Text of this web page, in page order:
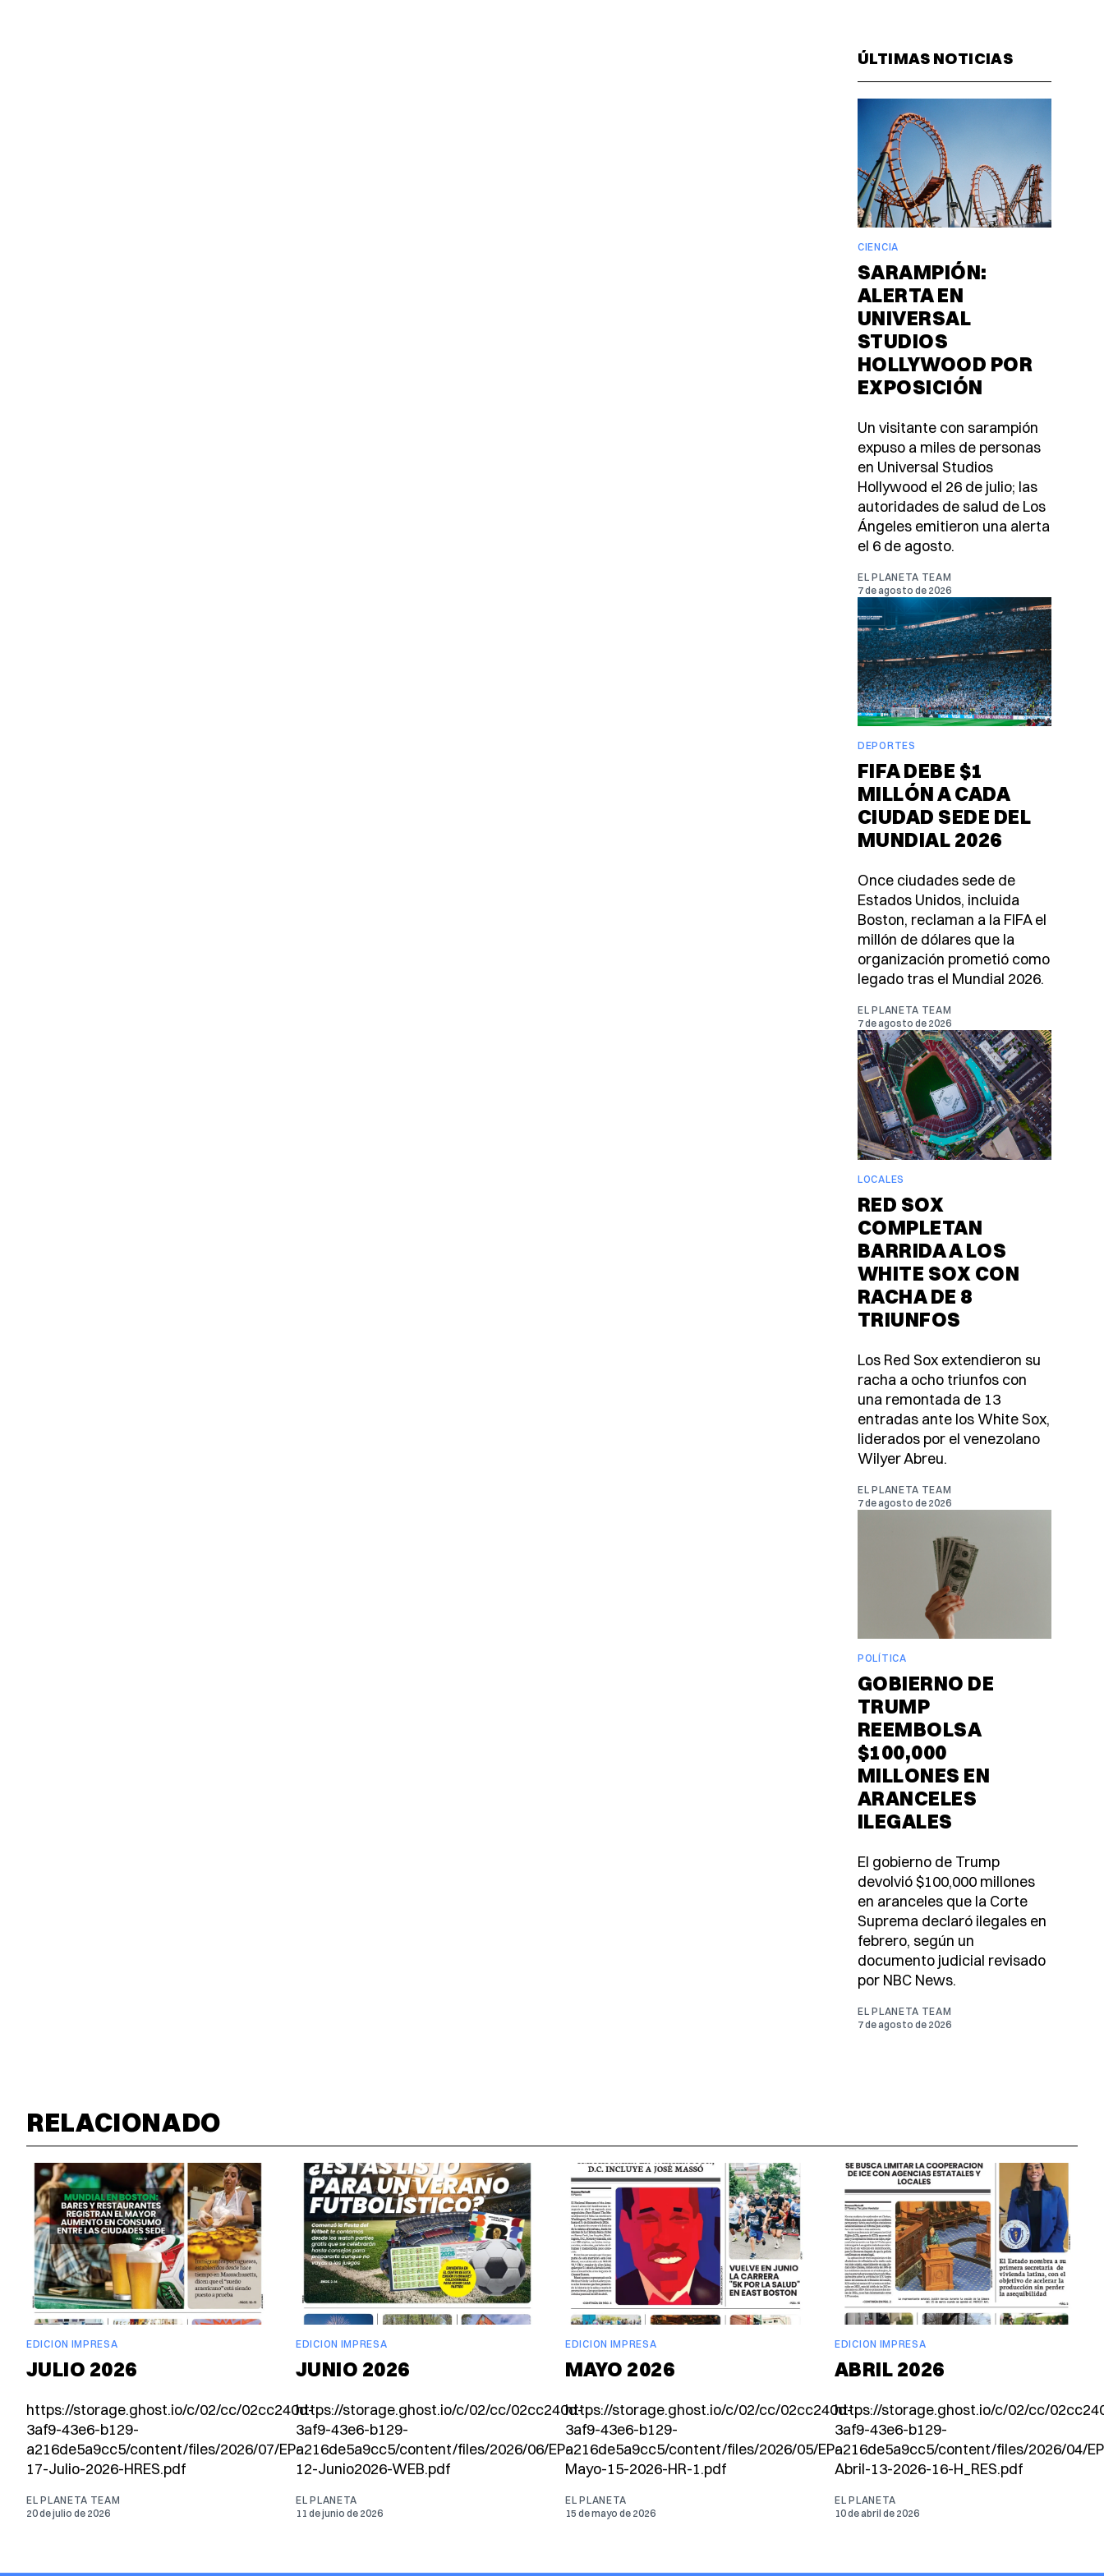
ÚLTIMAS NOTICIAS
CIENCIA
SARAMPIÓN:
ALERTA EN
UNIVERSAL
STUDIOS
HOLLYWOOD POR
EXPOSICIÓN
Un visitante con sarampión
expuso a miles de personas
en Universal Studios
Hollywood el 26 de julio; las
autoridades de salud de Los
Ángeles emitieron una alerta
el 6 de agosto.
EL PLANETA TEAM
7 de agosto de 2026
DEPORTES
FIFA DEBE $1
MILLÓN A CADA
CIUDAD SEDE DEL
MUNDIAL 2026
Once ciudades sede de
Estados Unidos, incluida
Boston, reclaman a la FIFA el
millón de dólares que la
organización prometió como
legado tras el Mundial 2026.
EL PLANETA TEAM
7 de agosto de 2026
LOCALES
RED SOX
COMPLETAN
BARRIDA A LOS
WHITE SOX CON
RACHA DE 8
TRIUNFOS
Los Red Sox extendieron su
racha a ocho triunfos con
una remontada de 13
entradas ante los White Sox,
liderados por el venezolano
Wilyer Abreu.
EL PLANETA TEAM
7 de agosto de 2026
POLÍTICA
GOBIERNO DE
TRUMP
REEMBOLSA
$100,000
MILLONES EN
ARANCELES
ILEGALES
El gobierno de Trump
devolvió $100,000 millones
en aranceles que la Corte
Suprema declaró ilegales en
febrero, según un
documento judicial revisado
por NBC News.
EL PLANETA TEAM
7 de agosto de 2026
RELACIONADO
EDICION IMPRESA
JULIO 2026
https://storage.ghost.io/c/02/cc/02cc240d-
3af9-43e6-b129-
a216de5a9cc5/content/files/2026/07/EP-
17-Julio-2026-HRES.pdf
EL PLANETA TEAM
20 de julio de 2026
EDICION IMPRESA
JUNIO 2026
https://storage.ghost.io/c/02/cc/02cc240d-
3af9-43e6-b129-
a216de5a9cc5/content/files/2026/06/EP-
12-Junio2026-WEB.pdf
EL PLANETA
11 de junio de 2026
EDICION IMPRESA
MAYO 2026
https://storage.ghost.io/c/02/cc/02cc240d-
3af9-43e6-b129-
a216de5a9cc5/content/files/2026/05/EP-
Mayo-15-2026-HR-1.pdf
EL PLANETA
15 de mayo de 2026
EDICION IMPRESA
ABRIL 2026
https://storage.ghost.io/c/02/cc/
3af9-43e6-b129-
a216de5a9cc5/content/files/2026/04/
Abril-13-2026-16-H_RES.pdf
EL PLANETA
10 de abril de 2026